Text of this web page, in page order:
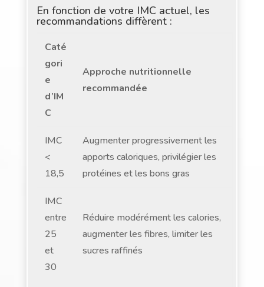
En fonction de votre IMC actuel, les
recommandations diffèrent :
Caté
gori
e
d’IM
C
Approche nutritionnelle
recommandée
IMC
<
18,5
Augmenter progressivement les
apports caloriques, privilégier les
protéines et les bons gras
IMC
entre
25
et
30
Réduire modérément les calories,
augmenter les fibres, limiter les
sucres raffinés